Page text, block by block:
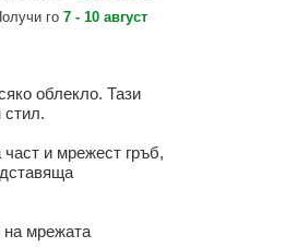
го 7 - 10 август
облекло. Тази
стил.
част и мрежест гръб,
на мрежата